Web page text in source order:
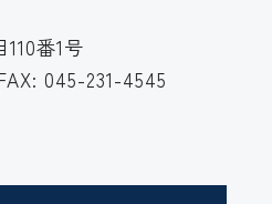
番1号
045-231-4545